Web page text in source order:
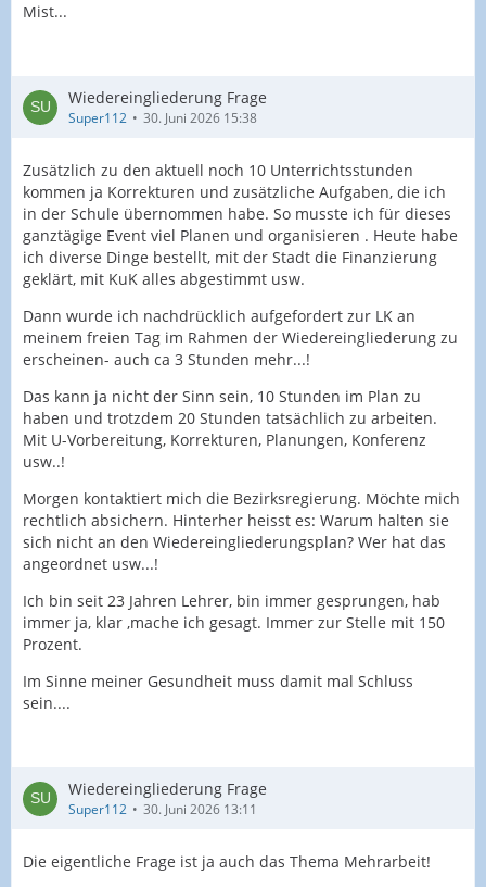
Mist...
Wiedereingliederung Frage
Super112 30. Juni 2026 15:38
Zusätzlich zu den aktuell noch 10 Unterrichtsstunden
kommen ja Korrekturen und zusätzliche Aufgaben, die ich
in der Schule übernommen habe. So musste ich für dieses
ganztägige Event viel Planen und organisieren . Heute habe
ich diverse Dinge bestellt, mit der Stadt die Finanzierung
geklärt, mit KuK alles abgestimmt usw.
Dann wurde ich nachdrücklich aufgefordert zur LK an
meinem freien Tag im Rahmen der Wiedereingliederung zu
erscheinen- auch ca 3 Stunden mehr...!
Das kann ja nicht der Sinn sein, 10 Stunden im Plan zu
haben und trotzdem 20 Stunden tatsächlich zu arbeiten.
Mit U-Vorbereitung, Korrekturen, Planungen, Konferenz
usw..!
Morgen kontaktiert mich die Bezirksregierung. Möchte mich
rechtlich absichern. Hinterher heisst es: Warum halten sie
sich nicht an den Wiedereingliederungsplan? Wer hat das
angeordnet usw...!
Ich bin seit 23 Jahren Lehrer, bin immer gesprungen, hab
immer ja, klar ,mache ich gesagt. Immer zur Stelle mit 150
Prozent.
Im Sinne meiner Gesundheit muss damit mal Schluss
sein....
Wiedereingliederung Frage
Super112 30. Juni 2026 13:11
Die eigentliche Frage ist ja auch das Thema Mehrarbeit!